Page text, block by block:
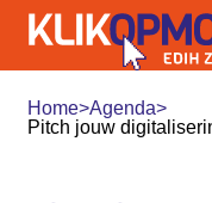
Home>Agenda>
Pitch jouw